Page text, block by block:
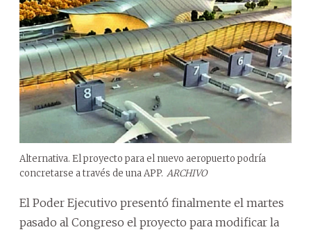
Alternativa. El proyecto para el nuevo aeropuerto podría
concretarse a través de una APP. ARCHIVO
El Poder Ejecutivo presentó finalmente el martes
pasado al Congreso el proyecto para modificar la